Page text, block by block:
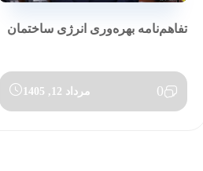
تفاهم‌نامه بهره‌وری انرژی ساختمان
0 مرداد 12, 1405